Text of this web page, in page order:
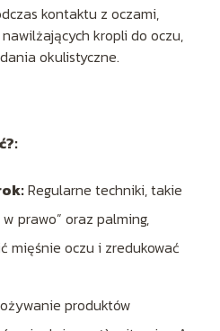
kontaktu z oczami,
kropli do oczu,
okulistyczne.
Regularne techniki, takie
prawo” oraz palming,
mięśnie oczu i zredukować
produktów